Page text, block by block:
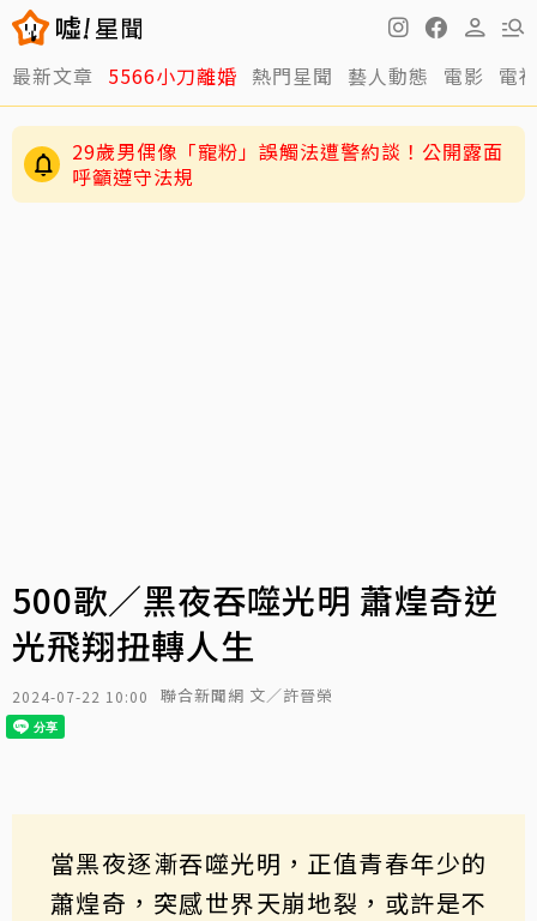
最新文章 5566小刀離婚 熱門星聞 藝人動態 電影 電
29歲男偶像「寵粉」誤觸法遭警約談！公開露面
呼籲遵守法規
500歌／黑夜吞噬光明 蕭煌奇逆
光飛翔扭轉人生
2024-07-22 10:00 聯合新聞網 文／許晉榮
當黑夜逐漸吞噬光明，正值青春年少的
蕭煌奇 ，突感世界天崩地裂，或許是不